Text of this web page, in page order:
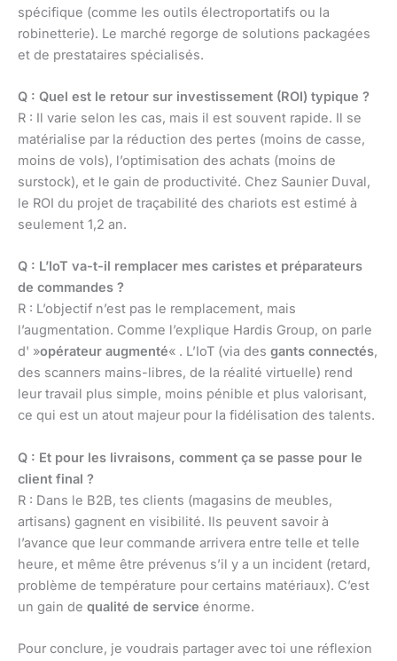
spécifique (comme les outils électroportatifs ou la
robinetterie). Le marché regorge de solutions packagées
et de prestataires spécialisés.
Q : Quel est le retour sur investissement (ROI) typique ?
R : Il varie selon les cas, mais il est souvent rapide. Il se
matérialise par la réduction des pertes (moins de casse,
moins de vols), l’optimisation des achats (moins de
surstock), et le gain de productivité. Chez Saunier Duval,
le ROI du projet de traçabilité des chariots est estimé à
seulement 1,2 an.
Q : L’IoT va-t-il remplacer mes caristes et préparateurs
de commandes ?
R : L’objectif n’est pas le remplacement, mais
l’augmentation. Comme l’explique Hardis Group, on parle
d' »opérateur augmenté« . L’IoT (via des gants connectés,
des scanners mains-libres, de la réalité virtuelle) rend
leur travail plus simple, moins pénible et plus valorisant,
ce qui est un atout majeur pour la fidélisation des talents.
Q : Et pour les livraisons, comment ça se passe pour le
client final ?
R : Dans le B2B, tes clients (magasins de meubles,
artisans) gagnent en visibilité. Ils peuvent savoir à
l’avance que leur commande arrivera entre telle et telle
heure, et même être prévenus s’il y a un incident (retard,
problème de température pour certains matériaux). C’est
un gain de qualité de service énorme.
Pour conclure, je voudrais partager avec toi une réflexion